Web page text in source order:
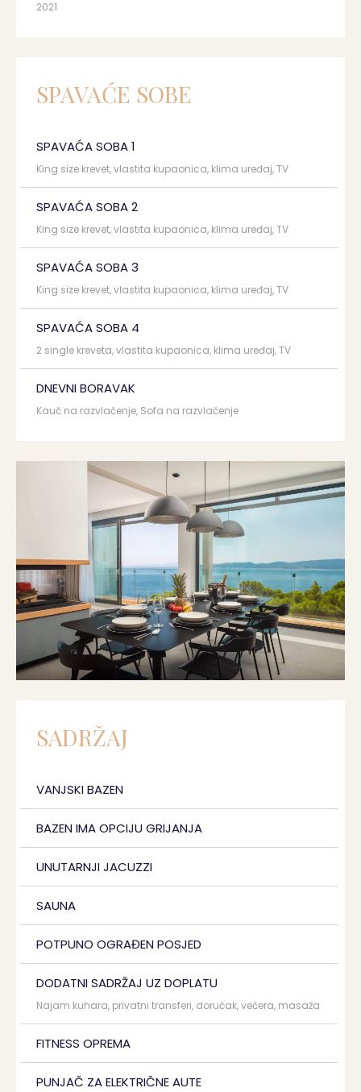
2021
SPAVAĆE SOBE
SPAVAĆA SOBA 1
King size krevet, vlastita kupaonica, klima uređaj, TV
SPAVAĆA SOBA 2
King size krevet, vlastita kupaonica, klima uređaj, TV
SPAVAĆA SOBA 3
King size krevet, vlastita kupaonica, klima uređaj, TV
SPAVAĆA SOBA 4
2 single kreveta, vlastita kupaonica, klima uređaj, TV
DNEVNI BORAVAK
Kauč na razvlačenje, Sofa na razvlačenje
SADRŽAJ
VANJSKI BAZEN
BAZEN IMA OPCIJU GRIJANJA
UNUTARNJI JACUZZI
SAUNA
POTPUNO OGRAĐEN POSJED
DODATNI SADRŽAJ UZ DOPLATU
Najam kuhara, privatni transferi, doručak, večera, masaža
FITNESS OPREMA
PUNJAČ ZA ELEKTRIČNE AUTE